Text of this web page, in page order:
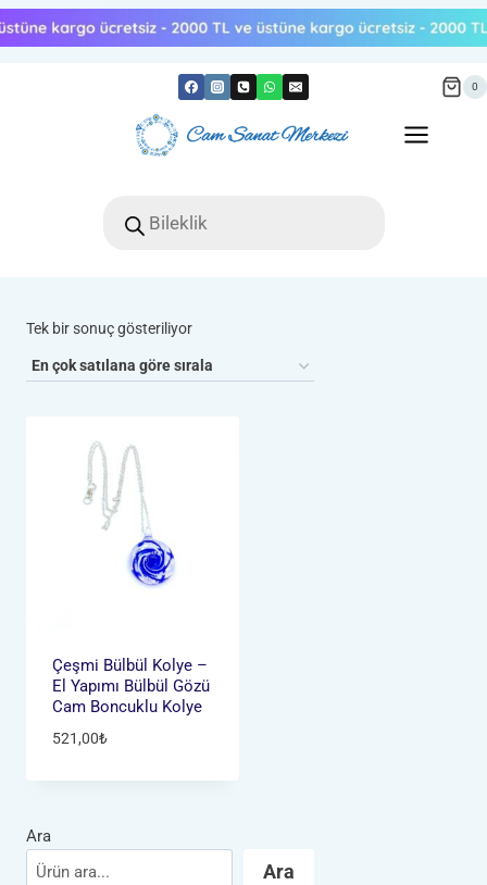
Skip
to
0
search
Tek bir sonuç gösteriliyor
Çeşmi Bülbül Kolye –
El Yapımı Bülbül Gözü
Cam Boncuklu Kolye
521,00₺
Ara
Ara